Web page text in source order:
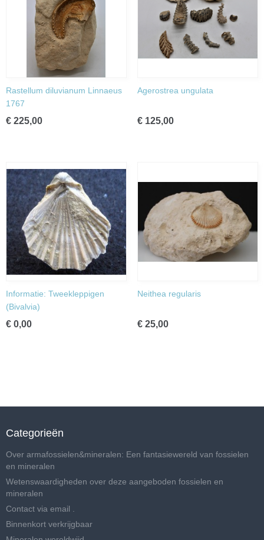
Rastellum diluvianum Linnaeus
1767
€ 225,00
Agerostrea ungulata
€ 125,00
Informatie: Tweekleppigen
(Bivalvia)
€ 0,00
Neithea regularis
€ 25,00
Categorieën
Over armafossielen&mineralen: Een fantasiewereld van fossielen
en mineralen
Wetenswaardigheden over deze aangeboden fossielen en
mineralen
Contact via email .
Binnenkort verkrijgbaar